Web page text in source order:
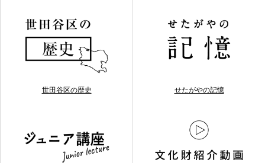
世田谷区の歴史 せたがやの記憶